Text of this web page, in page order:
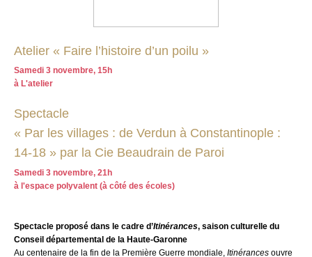
Atelier « Faire l’histoire d’un poilu »
Samedi 3 novembre, 15h
à L'atelier
Spectacle
« Par les villages : de Verdun à Constantinople :
14-18 » par la Cie Beaudrain de Paroi
Samedi 3 novembre, 21h
à l'espace polyvalent (à côté des écoles)
Spectacle proposé dans le cadre d’Itinérances, saison culturelle du
Conseil départemental de la Haute-Garonne
Au centenaire de la fin de la Première Guerre mondiale, Itinérances ouvre